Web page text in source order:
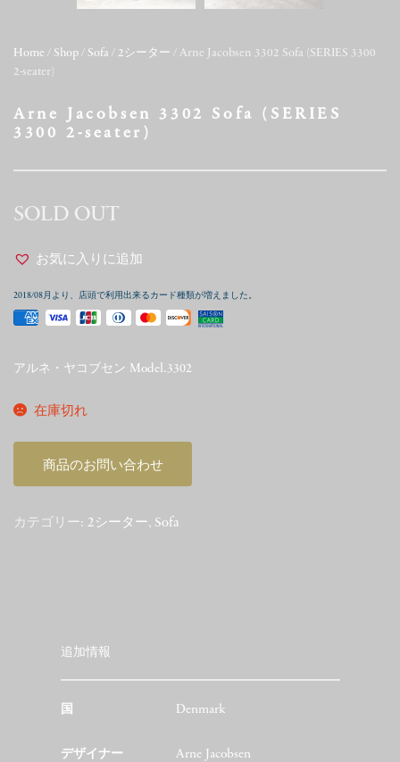
Home / Shop / Sofa / 2シーター / Arne Jacobsen 3302 Sofa (SERIES 3300
2-seater)
Arne Jacobsen 3302 Sofa (SERIES
3300 2-seater)
SOLD OUT
お気に入りに追加
2018/08月より、店頭で利用出来るカード種類が増えました。
アルネ・ヤコブセン Model.3302
在庫切れ
商品のお問い合わせ
カテゴリー: 2シーター, Sofa
追加情報
国 Denmark
デザイナー Arne Jacobsen